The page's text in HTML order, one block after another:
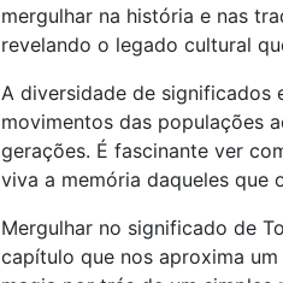
mergulhar na história e nas
revelando o legado cultural
A diversidade de significados
movimentos das populações
gerações. É fascinante ver
viva a memória daqueles que
Mergulhar no significado de
capítulo que nos aproxima